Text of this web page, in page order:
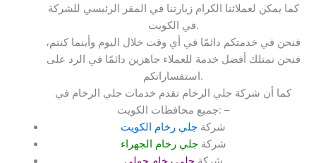
كما يمكن لعملائنا الكرام زيارتنا في المقر الرئيسي للشركة
في الكويت.
فنحن في خدمتكم دائمًا في أي وقت خلال اليوم وأينما كنتم،
فنحن نمتلك أفضل خدمة للعملاء جاهزين دائمًا في الرد على
استفساراتكم.
كما أن شركة جلي الرخام تقدم خدمات جلي الرخام في
جميع محافظات الكويت: –
شركة جلي رخام الكويت
شركة جلي رخام الجهراء